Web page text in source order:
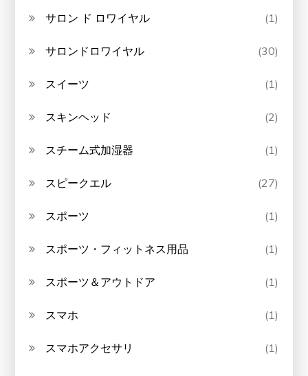
サロン ド ロワイヤル (1)
サロンドロワイヤル (30)
スイーツ (1)
スキンヘッド (2)
スチーム式加湿器 (1)
スピークエル (27)
スポーツ (1)
スポーツ・フィットネス用品 (1)
スポーツ＆アウトドア (1)
スマホ (1)
スマホアクセサリ (1)